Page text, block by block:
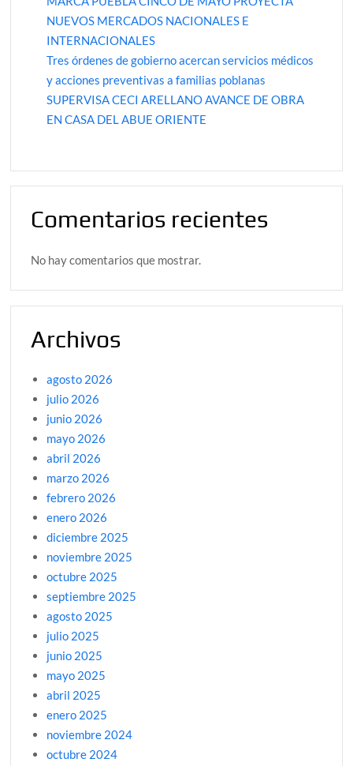
NUEVOS MERCADOS NACIONALES E
INTERNACIONALES
Tres órdenes de gobierno acercan servicios médicos
y acciones preventivas a familias poblanas
SUPERVISA CECI ARELLANO AVANCE DE OBRA
EN CASA DEL ABUE ORIENTE
Comentarios recientes
No hay comentarios que mostrar.
Archivos
agosto 2026
julio 2026
junio 2026
mayo 2026
abril 2026
marzo 2026
febrero 2026
enero 2026
diciembre 2025
noviembre 2025
octubre 2025
septiembre 2025
agosto 2025
julio 2025
junio 2025
mayo 2025
abril 2025
enero 2025
noviembre 2024
octubre 2024